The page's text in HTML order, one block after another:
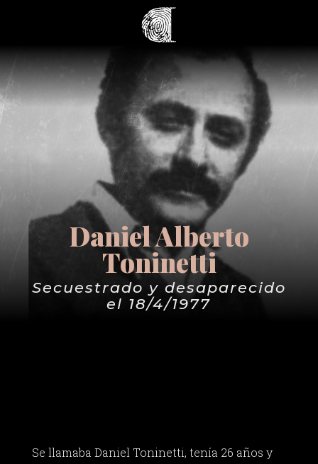
Daniel Alberto
Toninetti
Secuestrado y desaparecido
el 18/4/1977
Se llamaba Daniel Toninetti, tenía 26 años y